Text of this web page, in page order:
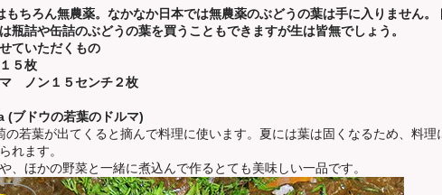
もちろん無農薬。なかなか日本では無農薬のぶどうの葉は手に入りません。
瓶詰や缶詰のぶどうの葉を買うこともできますが生は皆無でしょう。
ていただくもの
５枚
ノン１５センチ２枚
(ブドウの若葉のドルマ)
の若葉が出てくると摘んで料理に使います。夏には葉は固くなるため、料理
れます。
、ほかの野菜と一緒に煮込んで作るとても美味しい一品です。